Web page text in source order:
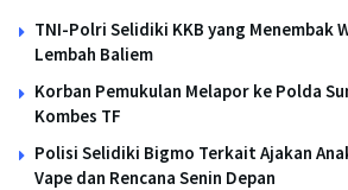
TNI-Polri Selidiki KKB yang Menembak
Lembah Baliem
Korban Pemukulan Melapor ke Polda
Kombes TF
Polisi Selidiki Bigmo Terkait Ajakan
Vape dan Rencana Senin Depan